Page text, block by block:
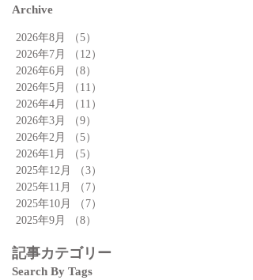
Archive
2026年8月 （5）
2026年7月
（12）
2026年6月
（8）
2026年5月
（11）
2026年4月
（11）
2026年3月
（9）
2026年2月
（5）
2026年1月
（5）
2025年12月
（3）
2025年11月
（7）
2025年10月
（7）
2025年9月
（8）
記事カテゴリー
Search By Tags